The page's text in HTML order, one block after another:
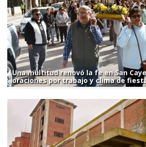
Una multitud renovó la fe en San
oraciones por trabajo y clima de